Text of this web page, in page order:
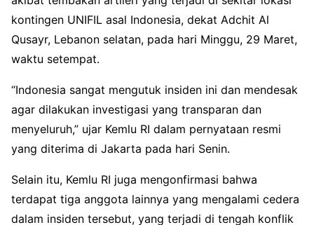
kontingen UNIFIL asal Indonesia, dekat Adchit Al
Qusayr, Lebanon selatan, pada hari Minggu, 29 Maret,
waktu setempat.
“Indonesia sangat mengutuk insiden ini dan mendesak
agar dilakukan investigasi yang transparan dan
menyeluruh,” ujar Kemlu RI dalam pernyataan resmi
yang diterima di Jakarta pada hari Senin.
Selain itu, Kemlu RI juga mengonfirmasi bahwa
terdapat tiga anggota lainnya yang mengalami cedera
dalam insiden tersebut, yang terjadi di tengah konflik